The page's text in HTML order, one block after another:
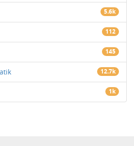
5.6k
112
145
12.7k
1k